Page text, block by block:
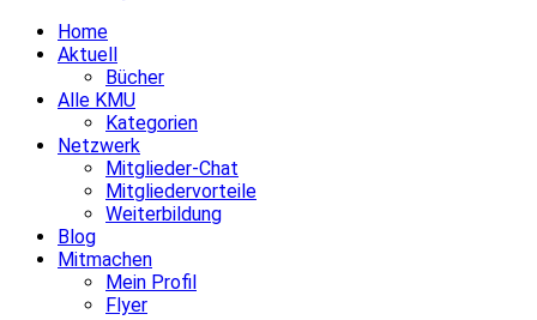
Home
Aktuell
Bücher
Alle KMU
Kategorien
Netzwerk
Mitglieder-Chat
Mitgliedervorteile
Weiterbildung
Blog
Mitmachen
Mein Profil
Flyer